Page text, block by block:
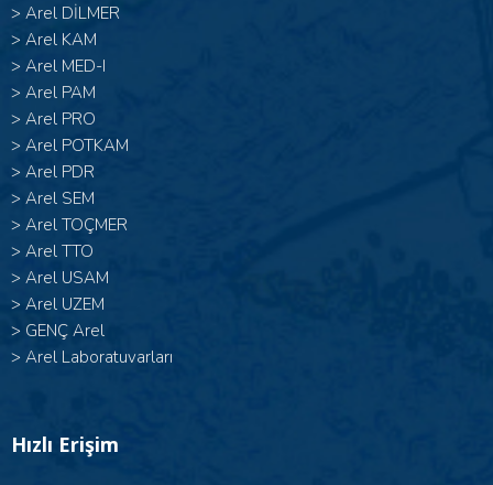
> Arel DİLMER
> Arel KAM
> Arel MED-I
> Arel PAM
> Arel PRO
> Arel POTKAM
> Arel PDR
> Arel SEM
> Arel TOÇMER
> Arel TTO
> Arel USAM
> Arel UZEM
> GENÇ Arel
> Arel Laboratuvarları
Hızlı Erişim